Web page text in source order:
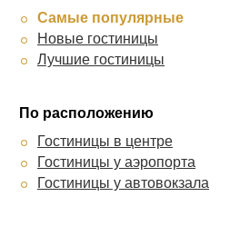
Самые популярные
Новые гостиницы
Лучшие гостиницы
По расположению
Гостиницы в центре
Гостиницы у аэропорта
Гостиницы у автовокзала